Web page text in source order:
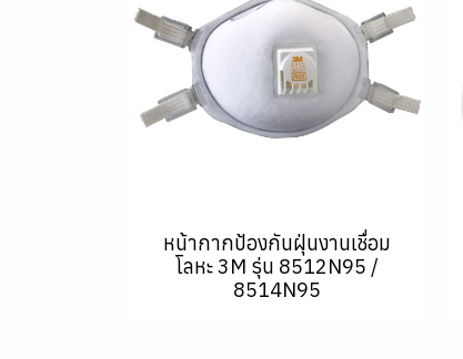
หน้ากากป้องกันฝุ่นงานเชื่อม
โลหะ 3M รุ่น 8512N95 /
8514N95